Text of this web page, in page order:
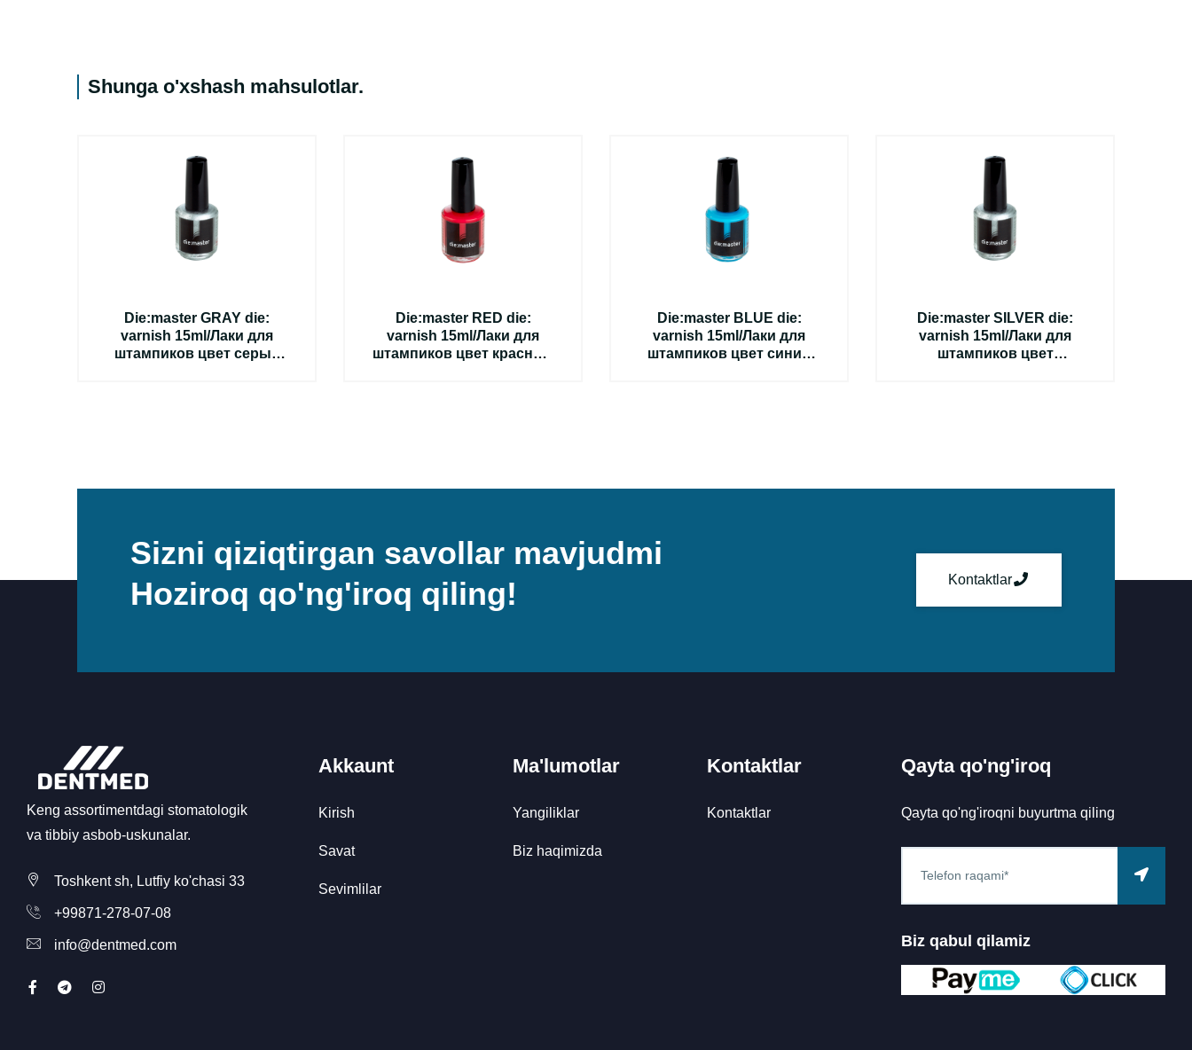
Shunga o'xshash mahsulotlar.
Die:master GRAY die:
varnish 15ml/Лаки для
штампиков цвет серый
Die:master RED die:
varnish 15ml/Лаки для
штампиков цвет красный
Die:master BLUE die:
varnish 15ml/Лаки для
штампиков цвет синий
Die:master SILVER die:
varnish 15ml/Лаки для
штампиков цвет
Sizni qiziqtirgan savollar mavjudmi
Hoziroq qo'ng'iroq qiling!
Kontaktlar
Keng assortimentdagi stomatologik
va tibbiy asbob-uskunalar.
Toshkent sh, Lutfiy ko'chasi 33
+99871-278-07-08
info@dentmed.com
Akkaunt
Kirish
Savat
Sevimlilar
Ma'lumotlar
Yangiliklar
Biz haqimizda
Kontaktlar
Kontaktlar
Qayta qo'ng'iroq
Qayta qo'ng'iroqni buyurtma qiling
Biz qabul qilamiz